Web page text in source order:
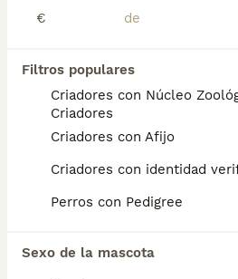
€
Filtros populares
Criadores con Núcleo
Criadores
Criadores con Afijo
Criadores con identidad
Perros con Pedigree
Sexo de la mascota
Preguntas
¿Cómo es el
del pastor
Su carácter es alegre,
que les permite llevarse
perros y personas, aunque
poco reservados con
su entorno nórdico.